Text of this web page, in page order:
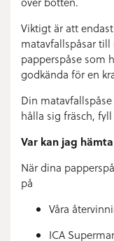
Viktigt är att
matavfallspåsar
papperspåse som
godkända för en
Din
hålla sig fräsch,
Var kan jag
När dina
på
Våra
ICA